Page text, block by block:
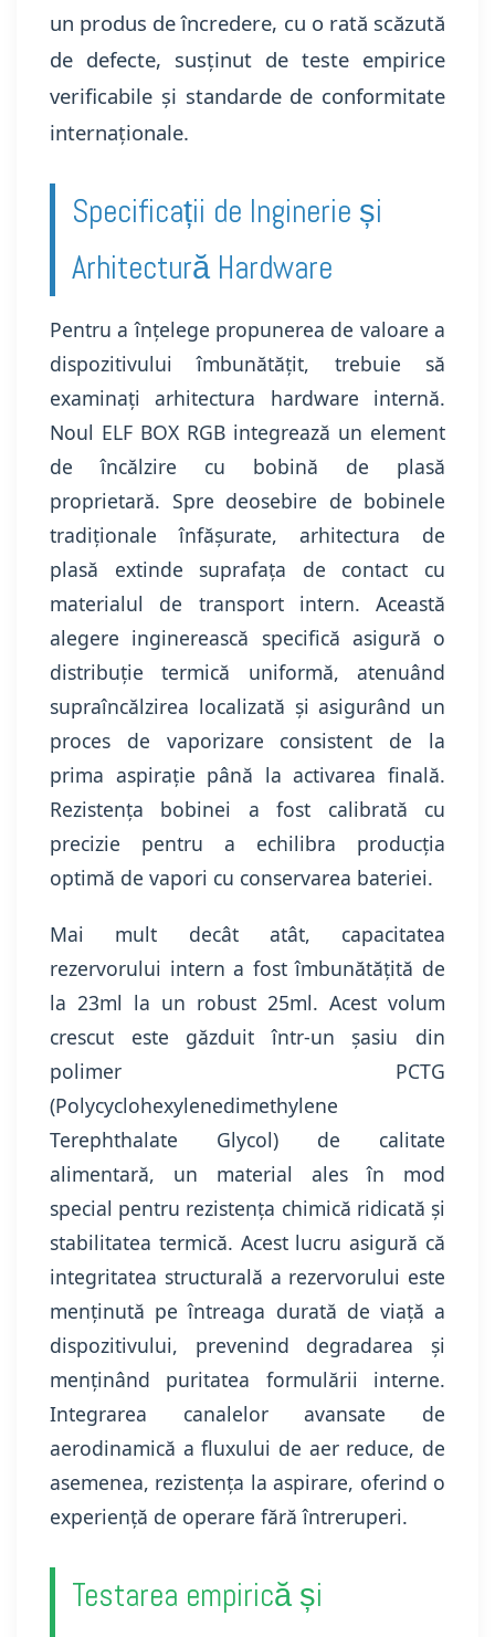
un produs de încredere, cu o rată scăzută
de defecte, susținut de teste empirice
verificabile și standarde de conformitate
internaționale.
Specificații de Inginerie și
Arhitectură Hardware
Pentru a înțelege propunerea de valoare a
dispozitivului îmbunătățit, trebuie să
examinați arhitectura hardware internă.
Noul ELF BOX RGB integrează un element
de încălzire cu bobină de plasă
proprietară. Spre deosebire de bobinele
tradiționale înfășurate, arhitectura de
plasă extinde suprafața de contact cu
materialul de transport intern. Această
alegere inginerească specifică asigură o
distribuție termică uniformă, atenuând
supraîncălzirea localizată și asigurând un
proces de vaporizare consistent de la
prima aspirație până la activarea finală.
Rezistența bobinei a fost calibrată cu
precizie pentru a echilibra producția
optimă de vapori cu conservarea bateriei.
Mai mult decât atât, capacitatea
rezervorului intern a fost îmbunătățită de
la 23ml la un robust 25ml. Acest volum
crescut este găzduit într-un șasiu din
polimer PCTG
(Polycyclohexylenedimethylene
Terephthalate Glycol) de calitate
alimentară, un material ales în mod
special pentru rezistența chimică ridicată și
stabilitatea termică. Acest lucru asigură că
integritatea structurală a rezervorului este
menținută pe întreaga durată de viață a
dispozitivului, prevenind degradarea și
menținând puritatea formulării interne.
Integrarea canalelor avansate de
aerodinamică a fluxului de aer reduce, de
asemenea, rezistența la aspirare, oferind o
experiență de operare fără întreruperi.
Testarea empirică și